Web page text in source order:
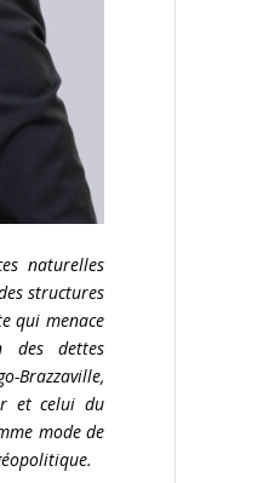
naturelles
structures
qui menace
des dettes
Brazzaville,
et celui du
mode de